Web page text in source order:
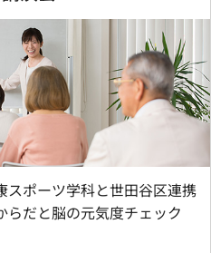
スポーツ学科と世田谷区連携
らだと脳の元気度チェック